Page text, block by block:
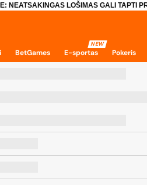
NEATSAKINGAS LOŠIMAS GALI TAPTI
BetGames E-sportas
NEW
Pokeris